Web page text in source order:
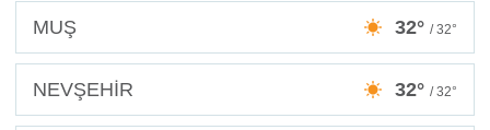
MUŞ 32° / 32°
NEVŞEHİR 32° / 32°